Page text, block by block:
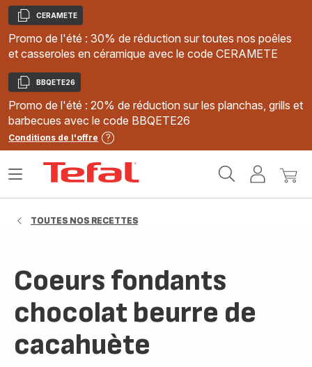
Copier
CERAMETE
Promo de l'été : 30% de réduction sur toutes nos poêles
et casseroles en céramique avec le code CERAMETE
Copier
BBQETE26
Promo de l'été : 20% de réduction sur les planchas, grills et
barbecues avec le code BBQETE26
Conditions de l'offre
MonMon
Ouvrir
TOUTES NOS RECETTES
Coeurs fondants
chocolat beurre de
cacahuète